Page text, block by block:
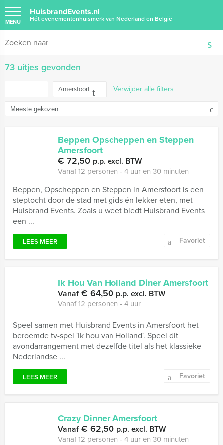
HuisbrandEvents.nl
Hét evenementenhuismerk van Nederland en België
MENU
73 uitjes gevonden
Amersfoort Verwijder alle filters
Beppen Opscheppen en Steppen
Amersfoort
€ 72,50 p.p. excl. BTW
Vanaf 12 personen ‐ 4 uur en 30 minuten
Beppen, Opscheppen en Steppen in Amersfoort is een
steptocht door de stad met gids én lekker eten, met
Huisbrand Events. Zoals u weet biedt Huisbrand Events
een ...
LEES MEER Favoriet
Ik Hou Van Holland Diner Amersfoort
Vanaf€ 64,50 p.p. excl. BTW
Vanaf 12 personen ‐ 4 uur
Speel samen met Huisbrand Events in Amersfoort het
beroemde tv-spel 'Ik hou van Holland'. Speel dit
avondarrangement met dezelfde titel als het klassieke
Nederlandse ...
LEES MEER Favoriet
Crazy Dinner Amersfoort
Vanaf€ 62,50 p.p. excl. BTW
Vanaf 12 personen ‐ 4 uur en 30 minuten